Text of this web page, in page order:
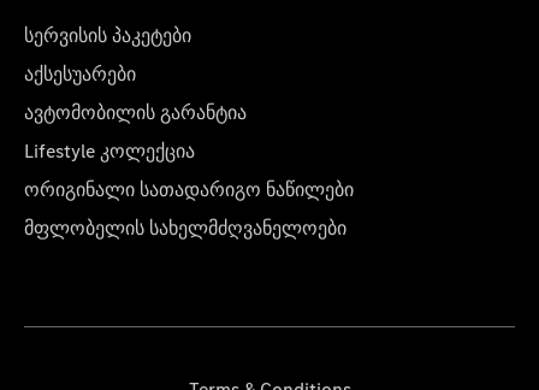
სერვისის პაკეტები
აქსესუარები
ავტომობილის გარანტია
Lifestyle კოლექცია
ორიგინალი სათადარიგო ნაწილები
მფლობელის სახელმძღვანელოები